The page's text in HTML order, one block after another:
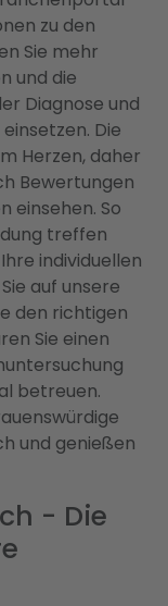
zu den
Sie mehr
und die
Diagnose und
Die
Herzen, daher
Bewertungen
einsehen. So
treffen
individuellen
auf unsere
den richtigen
Sie einen
betreuen.
und genießen
- Die